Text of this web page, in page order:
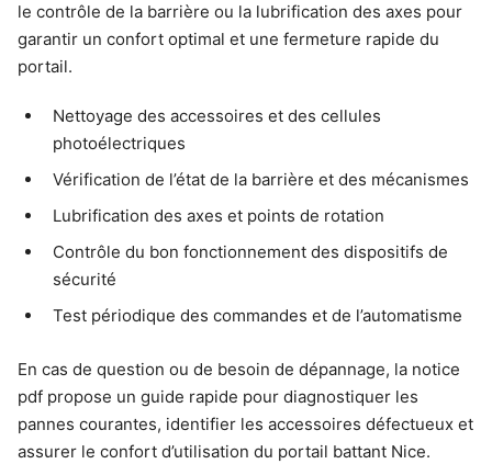
le contrôle de la barrière ou la lubrification des axes pour
garantir un confort optimal et une fermeture rapide du
portail.
Nettoyage des accessoires et des cellules
photoélectriques
Vérification de l’état de la barrière et des mécanismes
Lubrification des axes et points de rotation
Contrôle du bon fonctionnement des dispositifs de
sécurité
Test périodique des commandes et de l’automatisme
En cas de question ou de besoin de dépannage, la notice
pdf propose un guide rapide pour diagnostiquer les
pannes courantes, identifier les accessoires défectueux et
assurer le confort d’utilisation du portail battant Nice.